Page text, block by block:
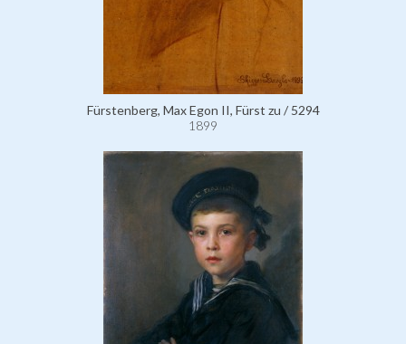
Fürstenberg, Max Egon II, Fürst zu / 5294
1899